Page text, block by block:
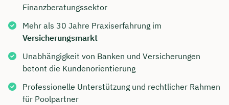
Finanzberatungssektor
Mehr als 30 Jahre Praxiserfahrung im
Versicherungsmarkt
Unabhängigkeit von Banken und Versicherungen
betont die Kundenorientierung
Professionelle Unterstützung und rechtlicher Rahmen
für Poolpartner